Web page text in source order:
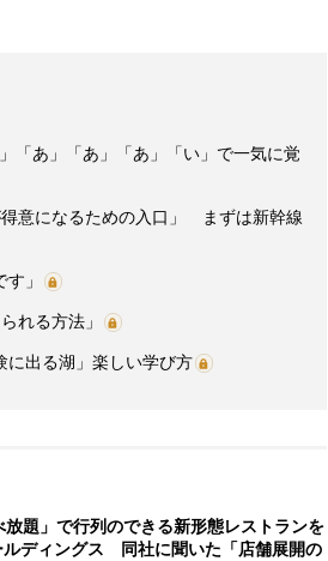
あ」「あ」「あ」「い」で一気に覚
意になるための入口」 まずは新幹線
」
れる方法」
に出る湖」楽しい学び方
放題」で行列のできる新形態レストランを
ルディングス 同社に聞いた「店舗展開の